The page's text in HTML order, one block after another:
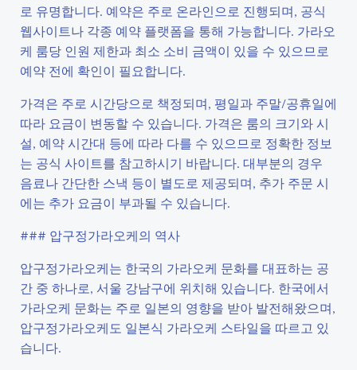
로 유명합니다. 예약은 주로 온라인으로 진행되며, 공식
웹사이트나 각종 예약 플랫폼을 통해 가능합니다. 가라오
케 룸당 인원 제한과 최소 소비 금액이 있을 수 있으므로
예약 전에 확인이 필요합니다.
가격은 주로 시간당으로 책정되며, 평일과 주말/공휴일에
따라 요금이 변동할 수 있습니다. 가격은 룸의 크기와 시
설, 예약 시간대 등에 따라 다를 수 있으므로 정확한 정보
는 공식 사이트를 참고하시기 바랍니다. 대부분의 경우
음료나 간단한 스낵 등이 별도로 제공되며, 추가 주문 시
에는 추가 요금이 부과될 수 있습니다.
### 압구정가라오케의 역사
압구정가라오케는 한국의 가라오케 문화를 대표하는 공
간 중 하나로, 서울 강남구에 위치해 있습니다. 한국에서
가라오케 문화는 주로 일본의 영향을 받아 발전해왔으며,
압구정가라오케도 일본식 가라오케 스타일을 따르고 있
습니다.